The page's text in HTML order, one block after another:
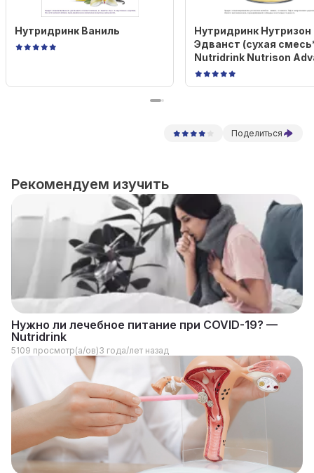
Нутридринк Ваниль
Нутридринк Нутризон
Эдванст (cухая
Nutridrink Nutrison
Поделиться
Рекомендуем изучить
Нужно ли лечебное питание при COVID-19? —
Nutridrink
5109 просмотр(а/ов)3 года/лет назад